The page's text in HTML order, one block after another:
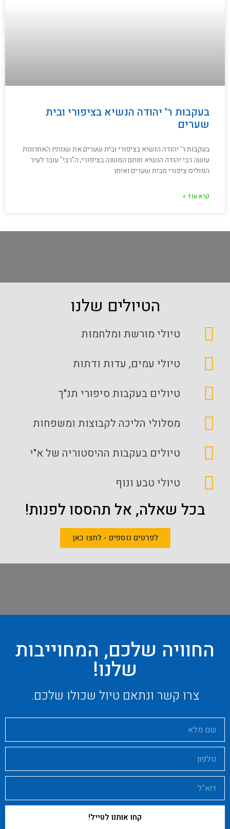
בעקבות ר' יהודה הנשיא בציפורי ובית
שערים
בעקבות ר' יהודה הנשיא בציפורי ובית שערים את שנותיו האחרונות
עושה רבי יהודה הנשיא חותם המשנה בציפורי, ה"רבי" עובר לעיר
הפוליס ציפורי מבית שערים ואיתו
קרא עוד »
הטיולים שלנו
טיולי מורשת ומלחמות
טיולי עמים, עדות ודתות
טיולים בעקבות סיפורי תנ"ך
מסלולי הליכה לקבוצות ומשפחות
טיולים בעקבות ההיסטוריה של א"י
טיולי טבע ונוף
בכל שאלה, אל תהססו לפנות!
לפרטים נוספים - לחצו כאן
החוויה שלכם, המחוייבות
שלנו!
צרו קשר ונתאם טיול שכולו שלכם.
קחו אותנו לטייל!